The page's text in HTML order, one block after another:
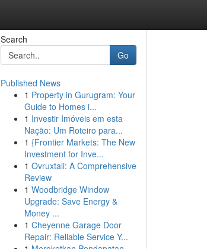
Search
Go
Published News
1 Property in Gurugram: Your
Guide to Homes i...
1 Investir Imóveis em esta
Nação: Um Roteiro para...
1 {Frontier Markets: The New
Investment for Inve...
1 Ovruxtali: A Comprehensive
Review
1 Woodbridge Window
Upgrade: Save Energy &
Money ...
1 Cheyenne Garage Door
Repair: Reliable Service Y...